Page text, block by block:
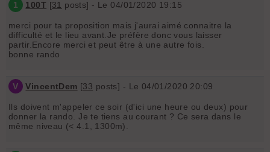
1 100T [31 posts] - Le 04/01/2020 19:15
merci pour ta proposition mais j'aurai aimé connaitre la
difficulté et le lieu avant.Je préfère donc vous laisser
partir.Encore merci et peut être à une autre fois.
bonne rando
V VincentDem [33 posts] - Le 04/01/2020 20:09
Ils doivent m'appeler ce soir (d'ici une heure ou deux) pour
donner la rando. Je te tiens au courant ? Ce sera dans le
même niveau (< 4.1, 1300m).